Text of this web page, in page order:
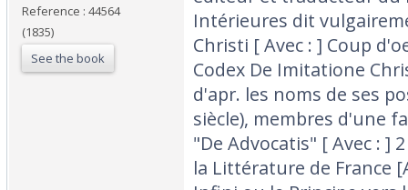
Reference : 44564
(1835)
See the book
Intérieures dit
Christi [ Avec : ] Coup
Codex De Imitatione
d'apr. les noms de ses
siècle), membres d'une
"De Advocatis" [ Avec : ]
la Littérature de France